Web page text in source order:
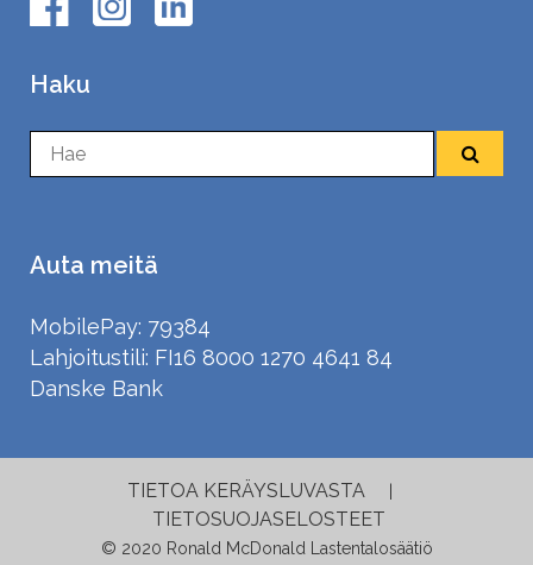
Haku
Auta meitä
MobilePay: 79384
Lahjoitustili: FI16 8000 1270 4641 84
Danske Bank
TIETOA KERÄYSLUVASTA
TIETOSUOJASELOSTEET
© 2020 Ronald McDonald Lastentalosäätiö